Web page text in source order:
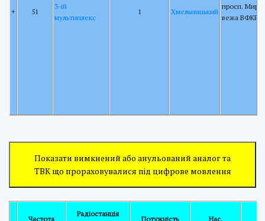
+ 51
3-ій
мультиплекс
1 Хмельницький
просп. Миру
вежа
Показати вимкнений або анульований аналог та
ТВК що прораховувалися під цифрове мовлення
Частота
Радіостанція
Потужність
Нас.